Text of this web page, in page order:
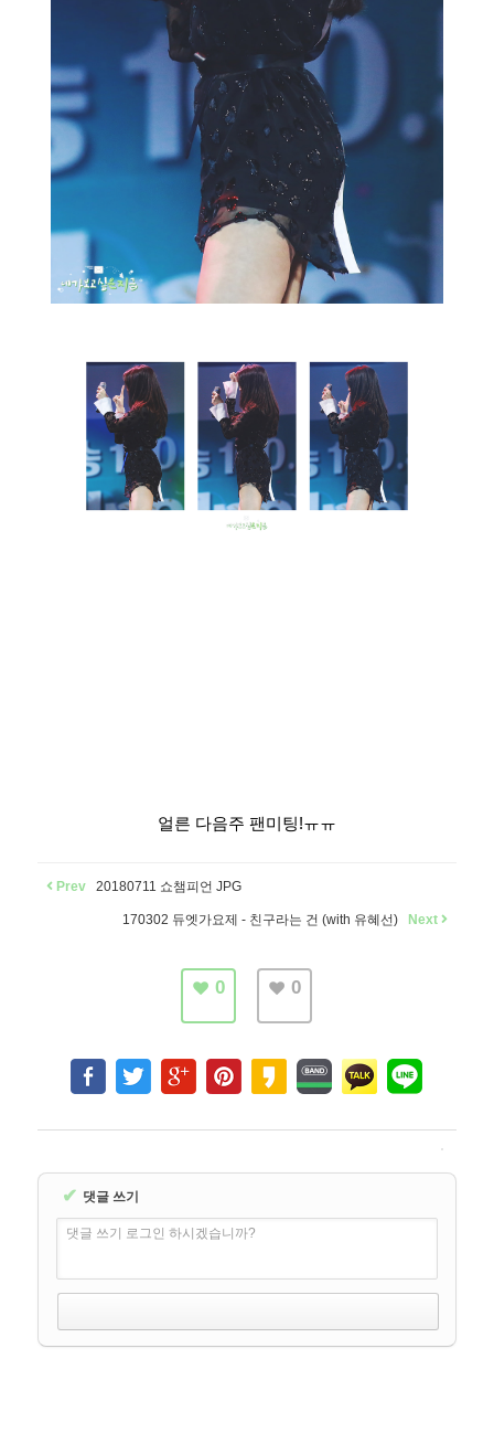
얼른 다음주 팬미팅!ㅠㅠ
Prev 20180711 쇼챔피언 JPG
170302 듀엣가요제 - 친구라는 건 (with 유혜선) Next
0 0
✔ 댓글 쓰기
댓글 쓰기 로그인 하시겠습니까?